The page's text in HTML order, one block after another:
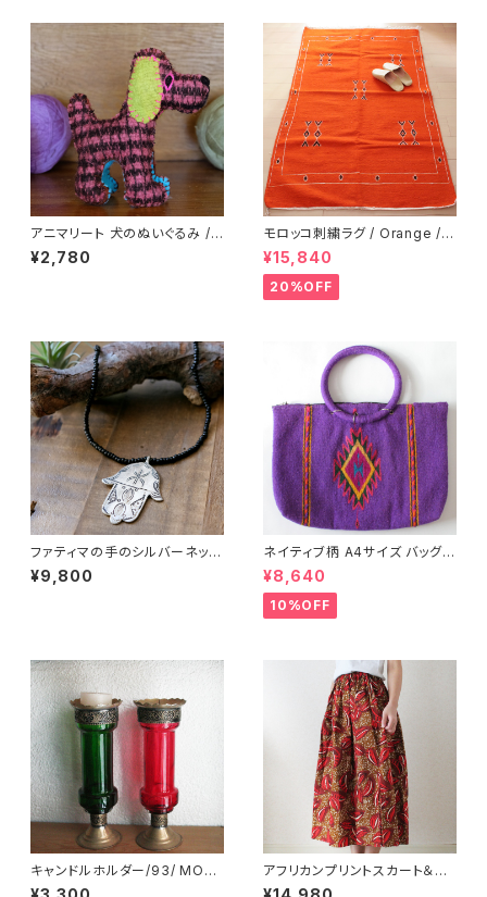
アニマリート 犬のぬいぐるみ /2
39c/ MEXICO メキシコ
¥2,780
モロッコ刺繍ラグ / Orange /1
81a/ MOROCCO
¥15,840
20%OFF
ファティマの手のシルバーネック
レス /15a/ MOROCCO モロッ
コ
¥9,800
ネイティブ柄 A4サイズ バッグ /
279d/ MEXICO
¥8,640
10%OFF
キャンドルホルダー/93/ MOR
OCCO モロッコ
アフリカンプリントスカート＆ヘ
アバンドセット/195a/ &JOURN